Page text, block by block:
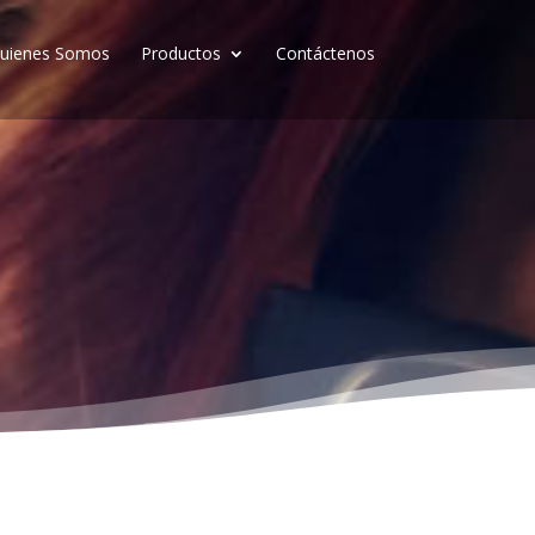
Somos Productos Contáctenos